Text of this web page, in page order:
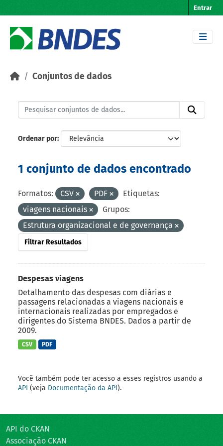
Entrar
Conjuntos de dados
Ordenar por
1 conjunto de dados encontrado
Formatos: CSV PDF
Etiquetas:
viagens nacionais
Grupos:
Estrutura organizacional e de governança
Filtrar Resultados
Despesas viagens
Detalhamento das despesas com diárias e
passagens relacionadas a viagens nacionais e
internacionais realizadas por empregados e
dirigentes do Sistema BNDES. Dados a partir de
2009.
CSV PDF
Você também pode ter acesso a esses registros usando a
API (veja Documentação da API).
API do CKAN
Associação CKAN